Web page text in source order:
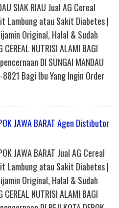
SIAK RIAU Jual AG Cereal
Lambung atau Sakit Diabetes |
Original, Halal & Sudah
NUTRISI ALAMI BAGI
DI SUNGAI MANDAU
Bagi Ibu Yang Ingin Order
JAWA BARAT Agen Distibutor
JAWA BARAT Jual AG Cereal
Lambung atau Sakit Diabetes |
Original, Halal & Sudah
NUTRISI ALAMI BAGI